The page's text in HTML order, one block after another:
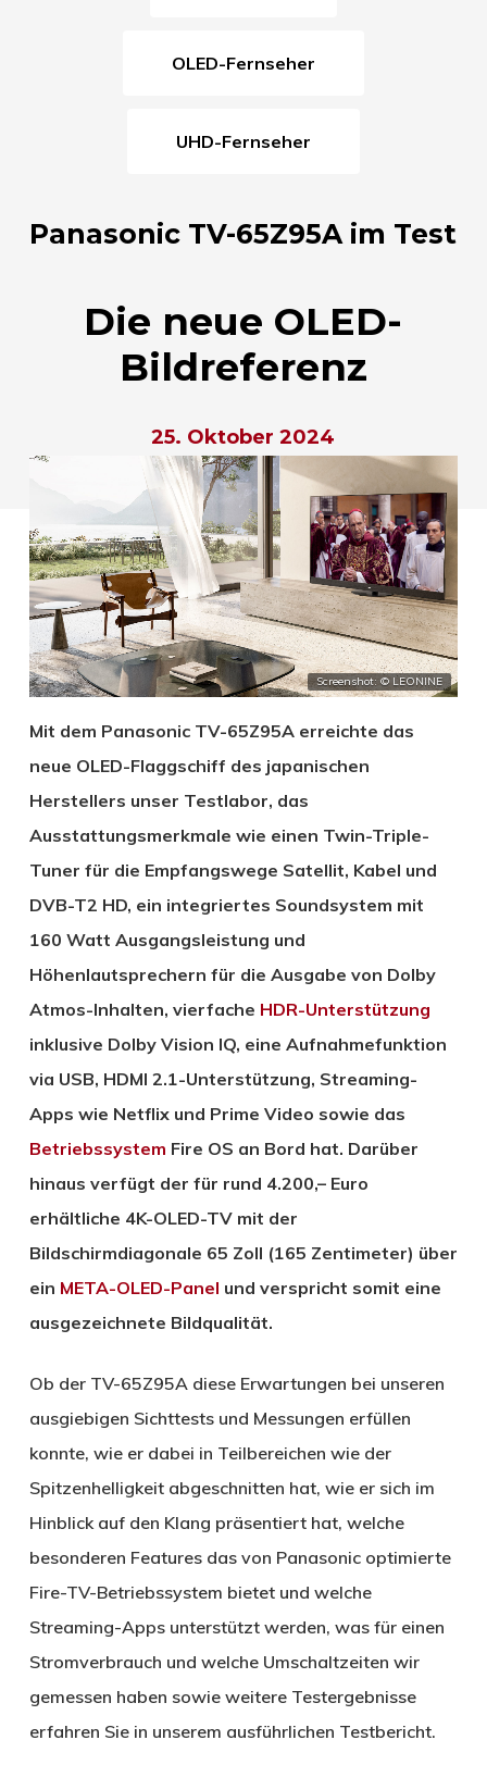
OLED-Fernseher
UHD-Fernseher
Panasonic TV-65Z95A im Test
Die neue OLED-
Bildreferenz
25. Oktober 2024
Screenshot: © LEONINE
Mit dem Panasonic TV-65Z95A erreichte das
neue OLED-Flaggschiff des japanischen
Herstellers unser Testlabor, das
Ausstattungsmerkmale wie einen Twin-Triple-
Tuner für die Empfangswege Satellit, Kabel und
DVB-T2 HD, ein integriertes Soundsystem mit
160 Watt Ausgangsleistung und
Höhenlautsprechern für die Ausgabe von Dolby
Atmos-Inhalten, vierfache HDR-Unterstützung
inklusive Dolby Vision IQ, eine Aufnahmefunktion
via USB, HDMI 2.1-Unterstützung, Streaming-
Apps wie Netflix und Prime Video sowie das
Betriebssystem Fire OS an Bord hat. Darüber
hinaus verfügt der für rund 4.200,– Euro
erhältliche 4K-OLED-TV mit der
Bildschirmdiagonale 65 Zoll (165 Zentimeter) über
ein META-OLED-Panel und verspricht somit eine
ausgezeichnete Bildqualität.
Ob der TV-65Z95A diese Erwartungen bei unseren
ausgiebigen Sichttests und Messungen erfüllen
konnte, wie er dabei in Teilbereichen wie der
Spitzenhelligkeit abgeschnitten hat, wie er sich im
Hinblick auf den Klang präsentiert hat, welche
besonderen Features das von Panasonic optimierte
Fire-TV-Betriebssystem bietet und welche
Streaming-Apps unterstützt werden, was für einen
Stromverbrauch und welche Umschaltzeiten wir
gemessen haben sowie weitere Testergebnisse
erfahren Sie in unserem ausführlichen Testbericht.